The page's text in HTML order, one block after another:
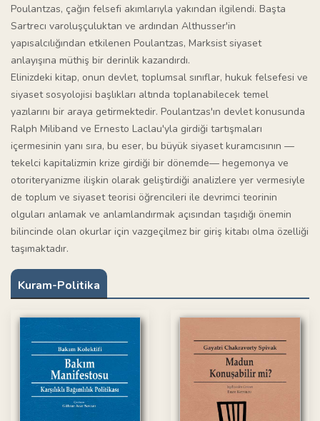
Poulantzas, çağın felsefi akımlarıyla yakından ilgilendi. Başta
Sartrecı varoluşçuluktan ve ardından Althusser'in
yapısalcılığından etkilenen Poulantzas, Marksist siyaset
anlayışına müthiş bir derinlik kazandırdı.
Elinizdeki kitap, onun devlet, toplumsal sınıflar, hukuk felsefesi ve
siyaset sosyolojisi başlıkları altında toplanabilecek temel
yazılarını bir araya getirmektedir. Poulantzas'ın devlet konusunda
Ralph Miliband ve Ernesto Laclau'yla girdiği tartışmaları
içermesinin yanı sıra, bu eser, bu büyük siyaset kuramcısının —
tekelci kapitalizmin krize girdiği bir dönemde— hegemonya ve
otoriteryanizme ilişkin olarak geliştirdiği analizlere yer vermesiyle
de toplum ve siyaset teorisi öğrencileri ile devrimci teorinin
olguları anlamak ve anlamlandırmak açısından taşıdığı önemin
bilincinde olan okurlar için vazgeçilmez bir giriş kitabı olma özelliği
taşımaktadır.
Kuram-Politika